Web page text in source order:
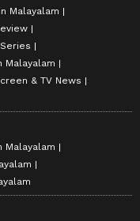
Malayalam
Malayalam
& TV News
Malayalam